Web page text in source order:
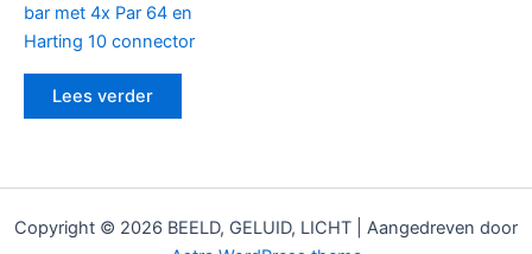
bar met 4x Par 64 en
Harting 10 connector
Lees verder
Copyright © 2026 BEELD, GELUID, LICHT | Aangedreven door